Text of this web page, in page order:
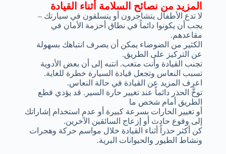
المزيد من نصائح السلامة أثناء القيادة
لا تدع الأطفال يتشاجرون أو يتسلقون في سيارتك –
يجب أن يكونوا دائماً في نطاق أحزمة الأمان في
مقاعدهم.
الكثير من الضوضاء يمكن أن يصرف انتباهك بسهولة
عن التركيز على الطريق.
تجنب القيادة وأنت متعب. انتبه إلى أن بعض الأدوية
تسبب النعاس وتجعل قيادة السيارة خطرة للغاية.
اعرف المزيد عن القيادة في حالة النعاس.
توخَّ الحذر دائماً عند تغيير حارة السير. قد يؤدي قطع
الطريق أمام شخص ما
أو تغيير الحارات بسرعة كبيرة أو عدم استخدام إشاراتك
إلى وقوع حادث أو إزعاج السائقين الآخرين.
كن أكثر حذراً أثناء القيادة خلال مواسم حركة وهجرات
ونشاط الطيور والحيوانات البرية.